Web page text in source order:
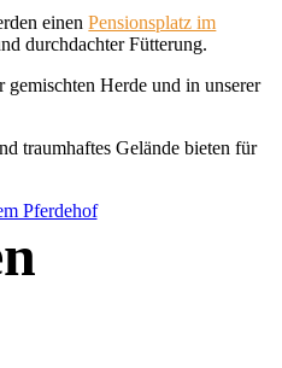
einenPensionsplatz im
durchdachter Fütterung.
Herde und in unserer
traumhaftes Gelände bieten für
Pferdehof